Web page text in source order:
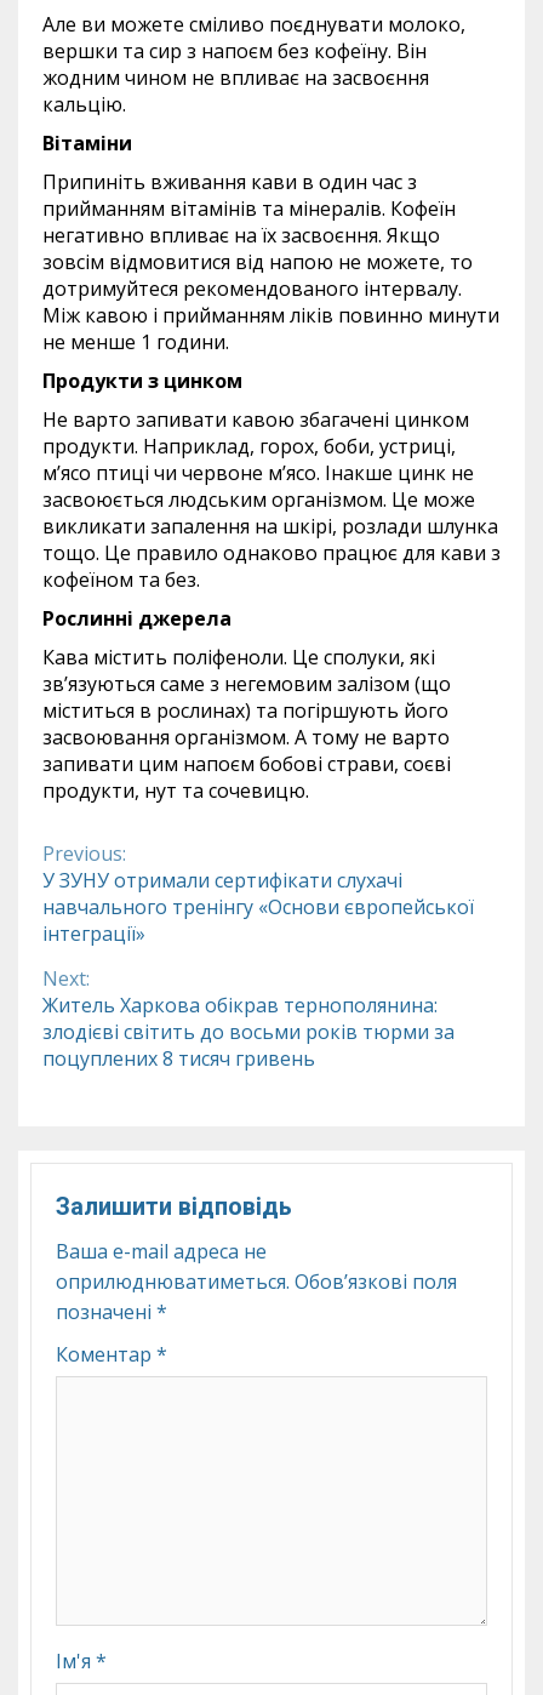
Але ви можете сміливо поєднувати молоко,
вершки та сир з напоєм без кофеїну. Він
жодним чином не впливає на засвоєння
кальцію.
Вітаміни
Припиніть вживання кави в один час з
прийманням вітамінів та мінералів. Кофеїн
негативно впливає на їх засвоєння. Якщо
зовсім відмовитися від напою не можете, то
дотримуйтеся рекомендованого інтервалу.
Між кавою і прийманням ліків повинно минути
не менше 1 години.
Продукти з цинком
Не варто запивати кавою збагачені цинком
продукти. Наприклад, горох, боби, устриці,
м’ясо птиці чи червоне м’ясо. Інакше цинк не
засвоюється людським організмом. Це може
викликати запалення на шкірі, розлади шлунка
тощо. Це правило однаково працює для кави з
кофеїном та без.
Рослинні джерела
Кава містить поліфеноли. Це сполуки, які
зв’язуються саме з негемовим залізом (що
міститься в рослинах) та погіршують його
засвоювання організмом. А тому не варто
запивати цим напоєм бобові страви, соєві
продукти, нут та сочевицю.
Continue
Reading
Previous:
У ЗУНУ отримали сертифікати слухачі
навчального тренінгу «Основи європейської
інтеграції»
Next:
Житель Харкова обікрав тернополянина:
злодієві світить до восьми років тюрми за
поцуплених 8 тисяч гривень
Залишити відповідь
Ваша e-mail адреса не
оприлюднюватиметься. Обов’язкові поля
позначені *
Коментар *
Ім'я *